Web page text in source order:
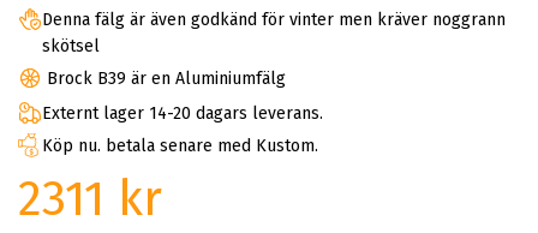
Denna fälg är även godkänd för vinter men kräver noggrann
skötsel
Brock B39 är en Aluminiumfälg
Externt lager 14-20 dagars leverans.
Köp nu. betala senare med Kustom.
2311 kr